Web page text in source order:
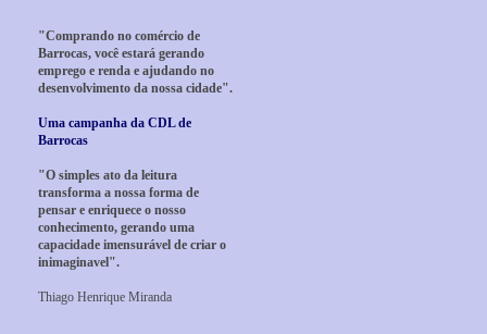
"Comprando no comércio de
Barrocas, você estará gerando
emprego e renda e ajudando no
desenvolvimento da nossa cidade".
Uma campanha da CDL de
Barrocas
"O simples ato da leitura
transforma a nossa forma de
pensar e enriquece o nosso
conhecimento, gerando uma
capacidade imensurável de criar o
inimaginavel".
Thiago Henrique Miranda